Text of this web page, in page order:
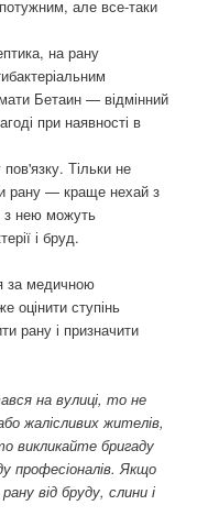
але все-таки
на рану
Бетаин — відмінний
при наявності в
Тільки не
рану — краще нехай з
з нею можуть
і бруд.
за медичною
оцінити ступінь
рану і призначити
на вулиці, то не
жалісливих жителів,
викликайте бригаду
професіоналів. Якщо
від бруду, слини і